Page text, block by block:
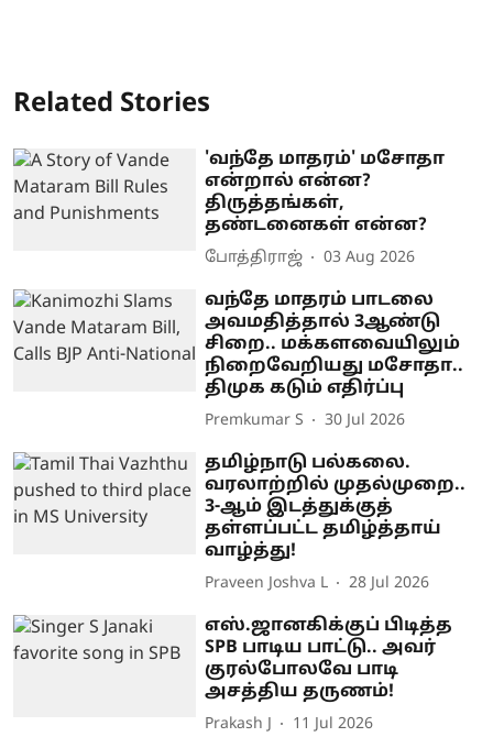
Related Stories
'வந்தே மாதரம்' மசோதா
என்றால் என்ன?
திருத்தங்கள்,
தண்டனைகள் என்ன?
போத்திராஜ் 03 Aug 2026
வந்தே மாதரம் பாடலை
அவமதித்தால் 3ஆண்டு
சிறை.. மக்களவையிலும்
நிறைவேறியது மசோதா..
திமுக கடும் எதிர்ப்பு
Premkumar S 30 Jul 2026
தமிழ்நாடு பல்கலை.
வரலாற்றில் முதல்முறை..
3-ஆம் இடத்துக்குத்
தள்ளப்பட்ட தமிழ்த்தாய்
வாழ்த்து!
Praveen Joshva L 28 Jul 2026
எஸ்.ஜானகிக்குப் பிடித்த
SPB பாடிய பாட்டு.. அவர்
குரல்போலவே பாடி
அசத்திய தருணம்!
Prakash J 11 Jul 2026